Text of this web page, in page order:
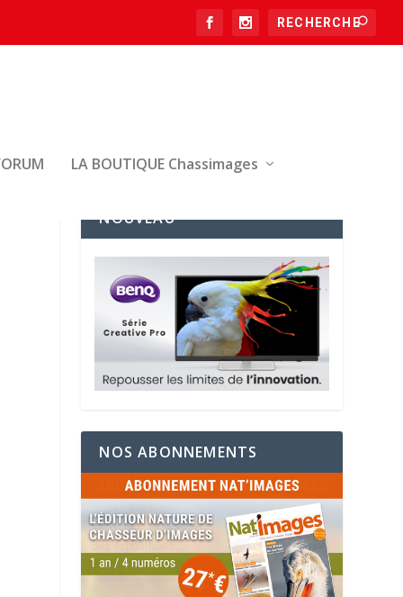
LA BOUTIQUE Chassimages
NOUVEAU
NOS ABONNEMENTS